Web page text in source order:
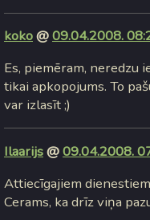
koko@09.04.2008.
Es, piemēram, neredzu
tikai apkopojums. To
var izlasīt ;)
Ilaarijs@09.04.2008.
Attiecīgajiem
Cerams, ka drīz viņa